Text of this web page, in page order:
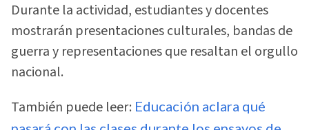
Durante la actividad, estudiantes y docentes
mostrarán presentaciones culturales, bandas de
guerra y representaciones que resaltan el orgullo
nacional.
También puede leer: Educación aclara qué